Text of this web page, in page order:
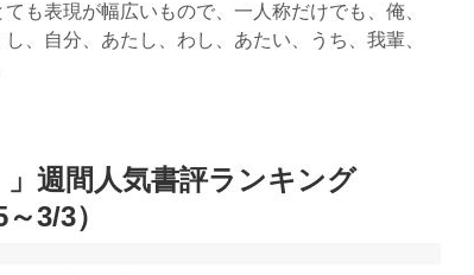
も表現が幅広いもので、一人称だけでも、俺、
、自分、あたし、わし、あたい、うち、我輩、
」週間人気書評ランキング
3/3）